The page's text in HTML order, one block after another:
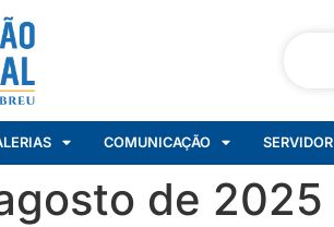
COMUNICAÇÃO SERVIDOR
de 2025